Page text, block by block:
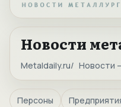
Новости
Metaldaily.ru Новости
Персоны